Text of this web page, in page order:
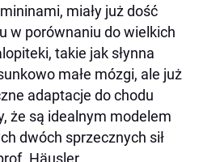
miały już dość
w porównaniu do wielkich
takie jak słynna
małe mózgi, ale już
adaptacje do chodu
że są idealnym modelem
dwóch sprzecznych sił
Häusler.